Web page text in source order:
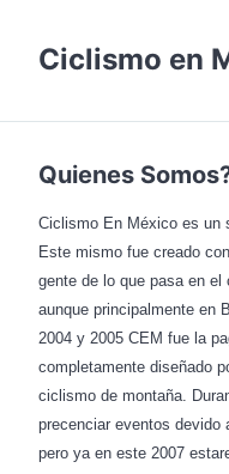
Ciclismo en
Quienes
Ciclismo En México es un
Este mismo fue creado
gente de lo que pasa en
aunque principalmente en
2004 y 2005 CEM fue la
completamente diseñado
ciclismo de montaña.
precenciar eventos devido
pero ya en este 2007